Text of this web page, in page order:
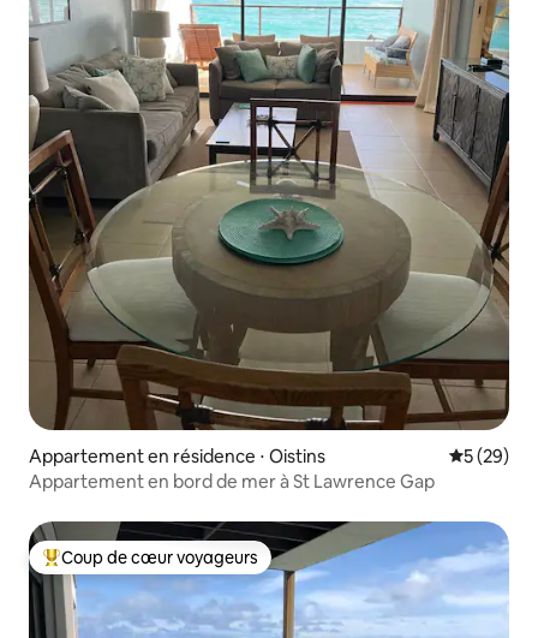
Appartement en résidence ⋅ Oistins
5 (29)
Appartement en bord de mer à St Lawrence Gap
Coups de cœur voyageurs les plus appréciés
Coup de cœur voyageurs